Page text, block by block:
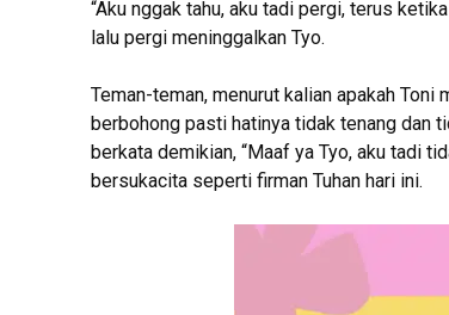
“Aku nggak tahu, aku tadi pergi, terus
lalu pergi meninggalkan Tyo.
Teman-teman, menurut kalian apakah
berbohong pasti hatinya tidak tenang dan
berkata demikian, “Maaf ya Tyo, aku tadi
bersukacita seperti firman Tuhan hari ini.